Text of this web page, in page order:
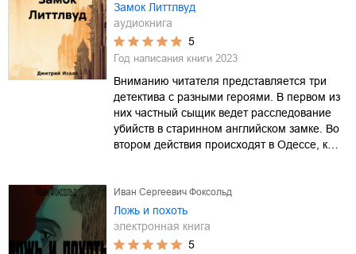
Замок Литтлвуд
аудиокнига
5
Год написания книги 2023
Вниманию читателя представляется три
детектива с разными героями. В первом из
них частный сыщик ведет расследование
убийств в старинном английском замке. Во
втором действия происходят в Одессе, к…
Иван Сергеевич Фоксольд
Ложь и похоть
электронная книга
5